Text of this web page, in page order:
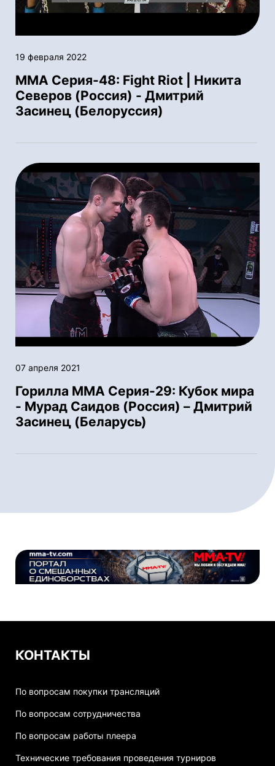
19 февраля 2022
ММА Серия-48: Fight Riot | Никита
Северов (Россия) - Дмитрий
Засинец (Белоруссия)
07 апреля 2021
Горилла ММА Серия-29: Кубок мира
- Мурад Саидов (Россия) – Дмитрий
Засинец (Беларусь)
КОНТАКТЫ
По вопросам покупки трансляций
По вопросам сотрудничества
По вопросам работы плеера
Технические требования проведения турниров